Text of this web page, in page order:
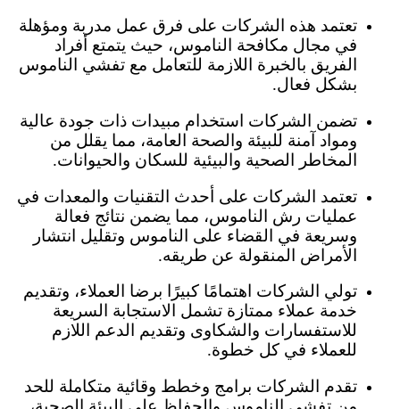
تعتمد هذه الشركات على فرق عمل مدربة ومؤهلة
في مجال مكافحة الناموس، حيث يتمتع أفراد
الفريق بالخبرة اللازمة للتعامل مع تفشي الناموس
بشكل فعال.
تضمن الشركات استخدام مبيدات ذات جودة عالية
ومواد آمنة للبيئة والصحة العامة، مما يقلل من
المخاطر الصحية والبيئية للسكان والحيوانات.
تعتمد الشركات على أحدث التقنيات والمعدات في
عمليات رش الناموس، مما يضمن نتائج فعالة
وسريعة في القضاء على الناموس وتقليل انتشار
الأمراض المنقولة عن طريقه.
تولي الشركات اهتمامًا كبيرًا برضا العملاء، وتقديم
خدمة عملاء ممتازة تشمل الاستجابة السريعة
للاستفسارات والشكاوى وتقديم الدعم اللازم
للعملاء في كل خطوة.
تقدم الشركات برامج وخطط وقائية متكاملة للحد